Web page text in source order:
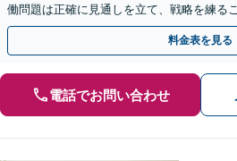
働問題は正確に見通しを立て、戦略を練る
士にご相談ください。【電話相談可】【休
料金表を見る
電話でお問い合わせ